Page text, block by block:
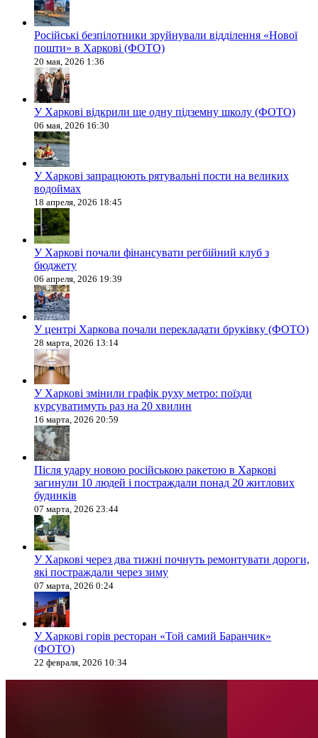
Російські безпілотники зруйнували відділення «Нової
пошти» в Харкові (ФОТО)
20 мая, 2026 1:36
У Харкові відкрили ще одну підземну школу (ФОТО)
06 мая, 2026 16:30
У Харкові запрацюють рятувальні пости на великих
водоймах
18 апреля, 2026 18:45
У Харкові почали фінансувати регбійний клуб з
бюджету
06 апреля, 2026 19:39
У центрі Харкова почали перекладати бруківку (ФОТО)
28 марта, 2026 13:14
У Харкові змінили графік руху метро: поїзди
курсуватимуть раз на 20 хвилин
16 марта, 2026 20:59
Після удару новою російською ракетою в Харкові
загинули 10 людей і постраждали понад 20 житлових
будинків
07 марта, 2026 23:44
У Харкові через два тижні почнуть ремонтувати дороги,
які постраждали через зиму
07 марта, 2026 0:24
У Харкові горів ресторан «Той самий Баранчик»
(ФОТО)
22 февраля, 2026 10:34